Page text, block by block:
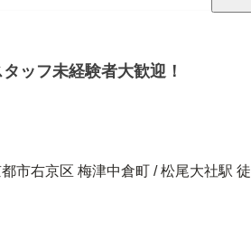
ッフ未経験者大歓迎！
市右京区 梅津中倉町 / 松尾大社駅 徒